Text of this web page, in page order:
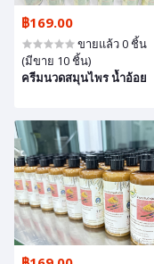
฿169.00
ขายแล้ว 0 ชิ้น
(มีขาย 10 ชิ้น)
ครีมนวดสมุนไพร น้ำอ้อย